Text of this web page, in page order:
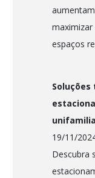
espaços
Soluções
19/11/
Descubra